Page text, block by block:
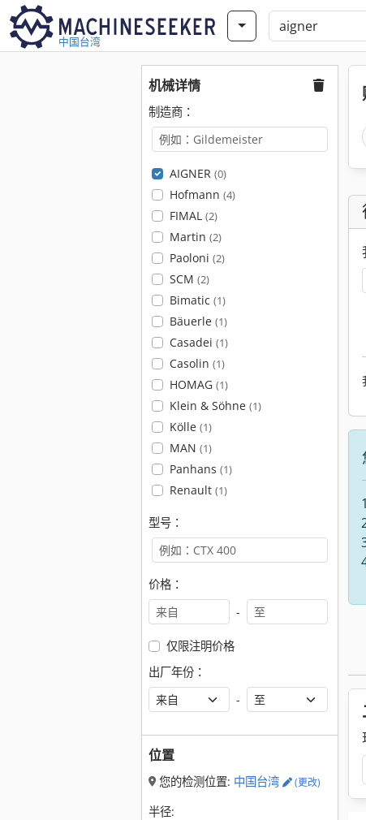
中国台湾
机械详情
制造商：
AIGNER (0)
Hofmann (4)
FIMAL (2)
Martin (2)
Paoloni (2)
SCM (2)
Bimatic (1)
Bäuerle (1)
Casadei (1)
Casolin (1)
HOMAG (1)
Klein & Söhne (1)
Kölle (1)
MAN (1)
Panhans (1)
Renault (1)
型号：
价格：
-
仅限注明价格
出厂年份：
-
位置
您的检测位置: 中国台湾 (更改)
半径: